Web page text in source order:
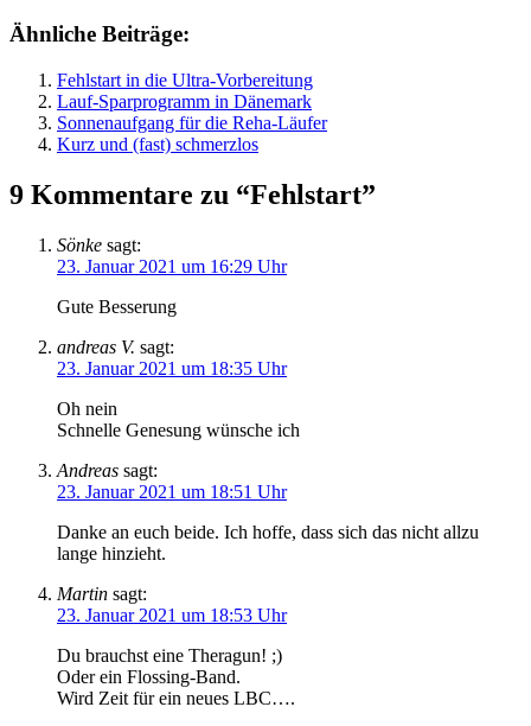
Ähnliche Beiträge:
Fehlstart in die Ultra-Vorbereitung
Lauf-Sparprogramm in Dänemark
Sonnenaufgang für die Reha-Läufer
Kurz und (fast) schmerzlos
9 Kommentare zu “Fehlstart”
Sönke sagt:
23. Januar 2021 um 16:29 Uhr
Gute Besserung
andreas V. sagt:
23. Januar 2021 um 18:35 Uhr
Oh nein
Schnelle Genesung wünsche ich
Andreas sagt:
23. Januar 2021 um 18:51 Uhr
Danke an euch beide. Ich hoffe, dass sich das nicht allzu
lange hinzieht.
Martin sagt:
23. Januar 2021 um 18:53 Uhr
Du brauchst eine Theragun! ;)
Oder ein Flossing-Band.
Wird Zeit für ein neues LBC….